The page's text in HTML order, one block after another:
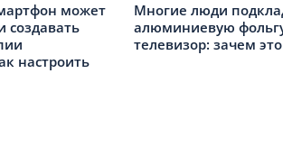
может
создавать
настроить
Многие люди
алюминиевую
телевизор: зачем